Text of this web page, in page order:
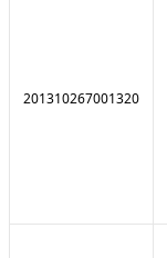
201310267001320